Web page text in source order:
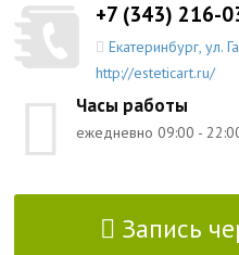
+7 (343) 216-
Екатеринбург,ул.
http://esteticart.ru/
Часы работы
ежедневно 09:00 -
Запись